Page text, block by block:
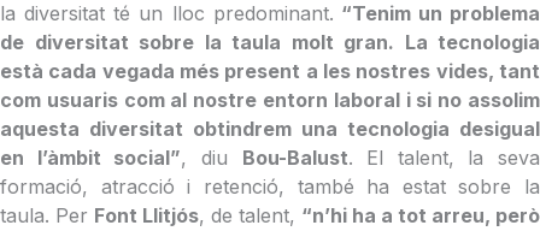
la diversitat té un lloc predominant. “Tenim un problema
de diversitat sobre la taula molt gran. La tecnologia
està cada vegada més present a les nostres vides, tant
com usuaris com al nostre entorn laboral i si no assolim
aquesta diversitat obtindrem una tecnologia desigual
en l’àmbit social”, diu Bou-Balust. El talent, la seva
formació, atracció i retenció, també ha estat sobre la
taula. Per Font Llitjós, de talent, “n’hi ha a tot arreu, però